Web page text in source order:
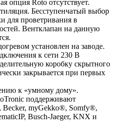
опция Roto отсутствует.
Бесступенчатый выбор
для проветривания в
Вентклапан на данную
установлен на заводе.
к сети 230 В
коробку скрытного
закрывается при первых
к «умному дому».
поддерживают
Becker, myGekko®, Somfy®,
Busch-Jaeger, KNX и